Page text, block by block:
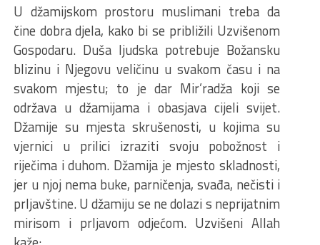
U džamijskom prostoru muslimani treba da
čine dobra djela, kako bi se približili Uzvišenom
Gospodaru. Duša ljudska potrebuje Božansku
blizinu i Njegovu veličinu u svakom času i na
svakom mjestu; to je dar Mir’radža koji se
održava u džamijama i obasjava cijeli svijet.
Džamije su mjesta skrušenosti, u kojima su
vjernici u prilici izraziti svoju pobožnost i
riječima i duhom. Džamija je mjesto skladnosti,
jer u njoj nema buke, parničenja, svađa, nečisti i
prljavštine. U džamiju se ne dolazi s neprijatnim
mirisom i prljavom odjećom. Uzvišeni Allah